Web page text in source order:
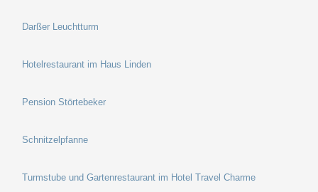
Darßer Leuchtturm
Hotelrestaurant im Haus Linden
Pension Störtebeker
Schnitzelpfanne
Turmstube und Gartenrestaurant im Hotel Travel Charme